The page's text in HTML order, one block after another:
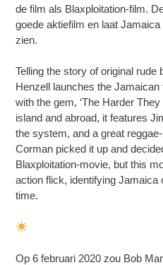
de film als Blaxploitation-film.
goede aktiefilm en laat
zien.
Telling the story of original
Henzell launches the
with the gem, ‘The Harder
island and abroad, it features
the system, and a great
Corman picked it up and
Blaxploitation-movie, but this
action flick, identifying Jamaica
time.
Op 6 februari 2020 zou Bob